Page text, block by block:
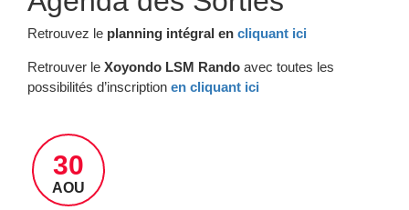
infos séjours
sorties et séjours
Retrouvez le planning intégral en cliquant ici
Retrouver le Xoyondo LSM Rando avec toutes les
possibilités d’inscription en cliquant ici
30
AOU